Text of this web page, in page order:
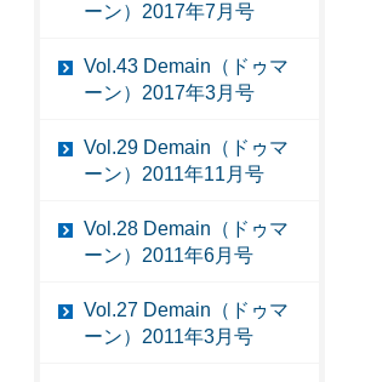
ーン）2017年7月号
Vol.43 Demain（ドゥマ
ーン）2017年3月号
Vol.29 Demain（ドゥマ
ーン）2011年11月号
Vol.28 Demain（ドゥマ
ーン）2011年6月号
Vol.27 Demain（ドゥマ
ーン）2011年3月号